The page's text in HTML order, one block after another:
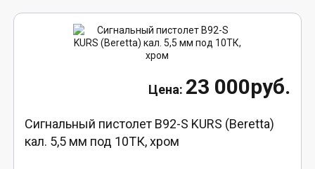
23 000руб.
Сигнальный пистолет B92-S KURS (Beretta)
кал. 5,5 мм под 10ТК, хром